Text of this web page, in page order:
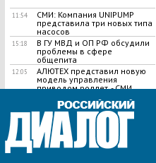
11:54
СМИ: Компания UNIPUMP
представила три новых типа
насосов
15:18
В ГУ МВД и ОП РФ обсудили
проблемы в сфере
общепита
12:05
АЛЮТЕХ представил новую
модель управления
приводом роллет, - СМИ
ВСЕ НОВОСТИ »